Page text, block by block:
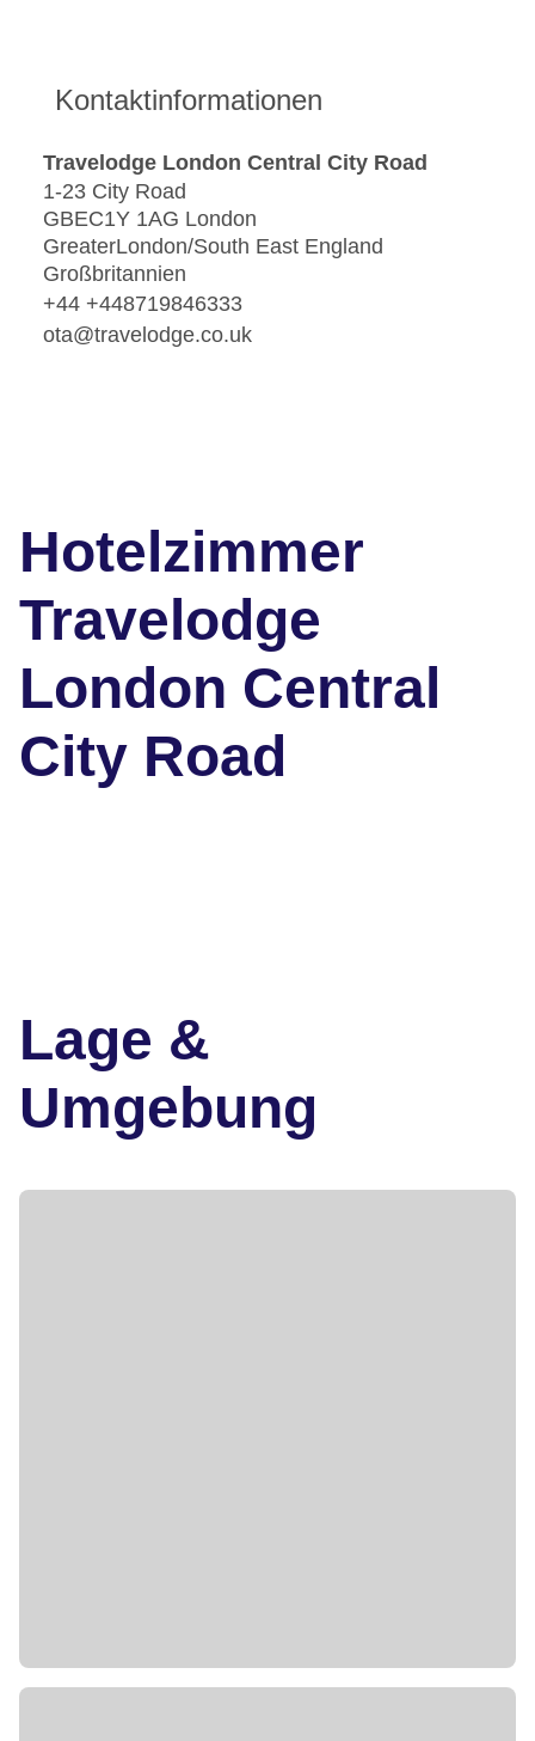
Kontaktinformationen
Travelodge London Central City Road
1-23 City Road
GBEC1Y 1AG London
GreaterLondon/South East England
Großbritannien
+44 +448719846333
ota@travelodge.co.uk
Hotelzimmer
Travelodge
London Central
City Road
Lage &
Umgebung